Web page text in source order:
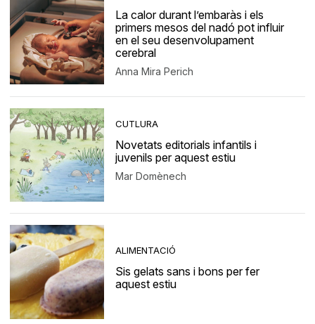
La calor durant l’embaràs i els
primers mesos del nadó pot influir
en el seu desenvolupament
cerebral
Anna Mira Perich
CUTLURA
Novetats editorials infantils i
juvenils per aquest estiu
Mar Domènech
ALIMENTACIÓ
Sis gelats sans i bons per fer
aquest estiu